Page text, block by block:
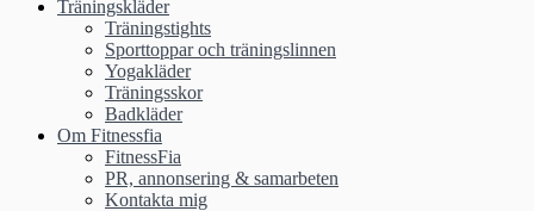
Träningskläder
Träningstights
Sporttoppar och träningslinnen
Yogakläder
Träningsskor
Badkläder
Om Fitnessfia
FitnessFia
PR, annonsering & samarbeten
Kontakta mig